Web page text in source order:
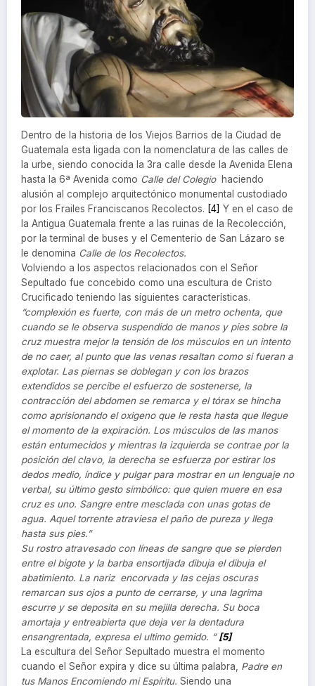
Dentro de la historia de los Viejos Barrios de la Ciudad de
Guatemala esta ligada con la nomenclatura de las calles de
la urbe, siendo conocida la 3ra calle desde la Avenida Elena
hasta la 6ª Avenida como Calle del Colegio haciendo
alusión al complejo arquitectónico monumental custodiado
por los Frailes Franciscanos Recolectos. [4] Y en el caso de
la Antigua Guatemala frente a las ruinas de la Recolección,
por la terminal de buses y el Cementerio de San Lázaro se
le denomina Calle de los Recolectos.
Volviendo a los aspectos relacionados con el Señor
Sepultado fue concebido como una escultura de Cristo
Crucificado teniendo las siguientes características.
“complexión es fuerte, con más de un metro ochenta, que
cuando se le observa suspendido de manos y pies sobre la
cruz muestra mejor la tensión de los músculos en un intento
de no caer, al punto que las venas resaltan como si fueran a
explotar. Las piernas se doblegan y con los brazos
extendidos se percibe el esfuerzo de sostenerse, la
contracción del abdomen se remarca y el tórax se hincha
como aprisionando el oxigeno que le resta hasta que llegue
el momento de la expiración. Los músculos de las manos
están entumecidos y mientras la izquierda se contrae por la
posición del clavo, la derecha se esfuerza por estirar los
dedos medio, índice y pulgar para mostrar en un lenguaje no
verbal, su último gesto simbólico: que quien muere en esa
cruz es uno. Sangre entre mesclada con unas gotas de
agua. Aquel torrente atraviesa el paño de pureza y llega
hasta sus pies.”
Su rostro atravesado con líneas de sangre que se pierden
entre el bigote y la barba ensortijada dibuja el dibuja el
abatimiento. La nariz encorvada y las cejas oscuras
remarcan sus ojos a punto de cerrarse, y una lagrima
escurre y se deposita en su mejilla derecha. Su boca
amortaja y entreabierta que deja ver la dentadura
ensangrentada, expresa el ultimo gemido. “[5]
La escultura del Señor Sepultado muestra el momento
cuando el Señor expira y dice su última palabra, Padre en
tus Manos Encomiendo mi Espíritu. Siendo una